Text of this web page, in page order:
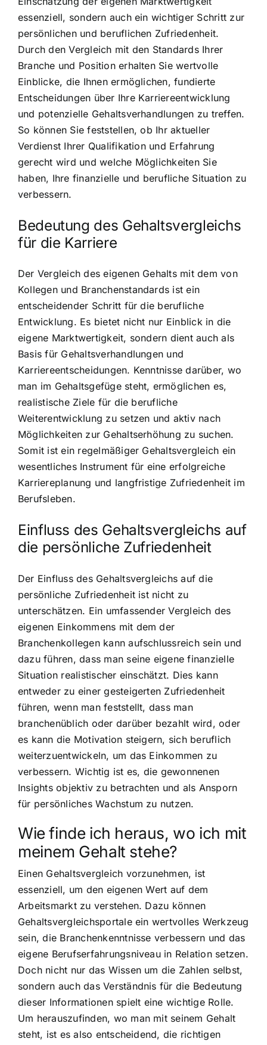
essenziell, sondern auch ein wichtiger Schritt zur
persönlichen und beruflichen Zufriedenheit.
Durch den Vergleich mit den Standards Ihrer
Branche und Position erhalten Sie wertvolle
Einblicke, die Ihnen ermöglichen, fundierte
Entscheidungen über Ihre Karriereentwicklung
und potenzielle Gehaltsverhandlungen zu treffen.
So können Sie feststellen, ob Ihr aktueller
Verdienst Ihrer Qualifikation und Erfahrung
gerecht wird und welche Möglichkeiten Sie
haben, Ihre finanzielle und berufliche Situation zu
verbessern.
Bedeutung des Gehaltsvergleichs
für die Karriere
Der Vergleich des eigenen Gehalts mit dem von
Kollegen und Branchenstandards ist ein
entscheidender Schritt für die berufliche
Entwicklung. Es bietet nicht nur Einblick in die
eigene Marktwertigkeit, sondern dient auch als
Basis für Gehaltsverhandlungen und
Karriereentscheidungen. Kenntnisse darüber, wo
man im Gehaltsgefüge steht, ermöglichen es,
realistische Ziele für die berufliche
Weiterentwicklung zu setzen und aktiv nach
Möglichkeiten zur Gehaltserhöhung zu suchen.
Somit ist ein regelmäßiger Gehaltsvergleich ein
wesentliches Instrument für eine erfolgreiche
Karriereplanung und langfristige Zufriedenheit im
Berufsleben.
Einfluss des Gehaltsvergleichs auf
die persönliche Zufriedenheit
Der Einfluss des Gehaltsvergleichs auf die
persönliche Zufriedenheit ist nicht zu
unterschätzen. Ein umfassender Vergleich des
eigenen Einkommens mit dem der
Branchenkollegen kann aufschlussreich sein und
dazu führen, dass man seine eigene finanzielle
Situation realistischer einschätzt. Dies kann
entweder zu einer gesteigerten Zufriedenheit
führen, wenn man feststellt, dass man
branchenüblich oder darüber bezahlt wird, oder
es kann die Motivation steigern, sich beruflich
weiterzuentwickeln, um das Einkommen zu
verbessern. Wichtig ist es, die gewonnenen
Insights objektiv zu betrachten und als Ansporn
für persönliches Wachstum zu nutzen.
Wie finde ich heraus, wo ich mit
meinem Gehalt stehe?
Einen Gehaltsvergleich vorzunehmen, ist
essenziell, um den eigenen Wert auf dem
Arbeitsmarkt zu verstehen. Dazu können
Gehaltsvergleichsportale ein wertvolles Werkzeug
sein, die Branchenkenntnisse verbessern und das
eigene Berufserfahrungsniveau in Relation setzen.
Doch nicht nur das Wissen um die Zahlen selbst,
sondern auch das Verständnis für die Bedeutung
dieser Informationen spielt eine wichtige Rolle.
Um herauszufinden, wo man mit seinem Gehalt
steht, ist es also entscheidend, die richtigen